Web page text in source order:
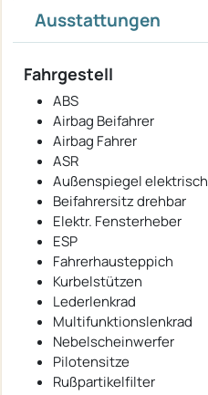
Ausstattungen
Fahrgestell
ABS
Airbag Beifahrer
Airbag Fahrer
ASR
Außenspiegel elektrisch
Beifahrersitz drehbar
Elektr. Fensterheber
ESP
Fahrerhausteppich
Kurbelstützen
Lederlenkrad
Multifunktionslenkrad
Nebelscheinwerfer
Pilotensitze
Rußpartikelfilter